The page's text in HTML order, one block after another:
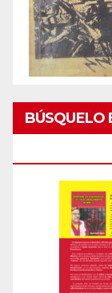
BÚSQUELO